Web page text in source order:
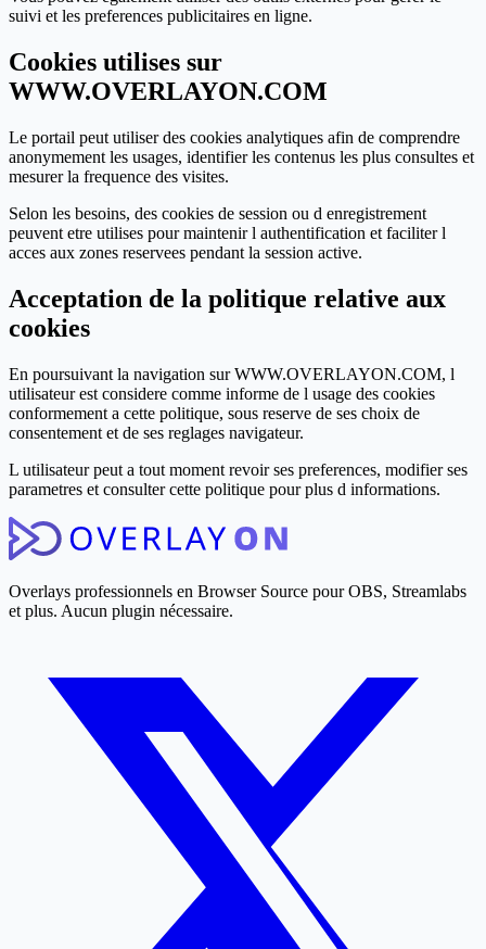
suivi et les preferences publicitaires en ligne.
Cookies utilises sur
WWW.OVERLAYON.COM
Le portail peut utiliser des cookies analytiques afin de comprendre
anonymement les usages, identifier les contenus les plus consultes et
mesurer la frequence des visites.
Selon les besoins, des cookies de session ou d enregistrement
peuvent etre utilises pour maintenir l authentification et faciliter l
acces aux zones reservees pendant la session active.
Acceptation de la politique relative aux
cookies
En poursuivant la navigation sur WWW.OVERLAYON.COM, l
utilisateur est considere comme informe de l usage des cookies
conformement a cette politique, sous reserve de ses choix de
consentement et de ses reglages navigateur.
L utilisateur peut a tout moment revoir ses preferences, modifier ses
parametres et consulter cette politique pour plus d informations.
Overlays professionnels en Browser Source pour OBS, Streamlabs
et plus. Aucun plugin nécessaire.